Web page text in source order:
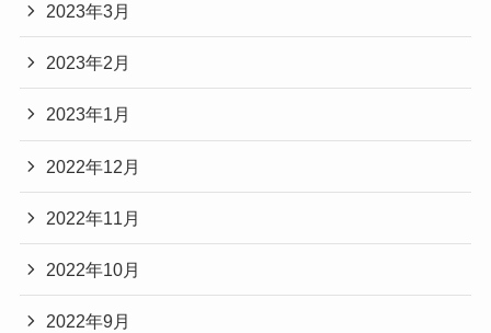
2023年3月
2023年2月
2023年1月
2022年12月
2022年11月
2022年10月
2022年9月